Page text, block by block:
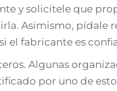
y solicítele que
Asimismo, pídale
el fabricante es
Algunas
por uno de